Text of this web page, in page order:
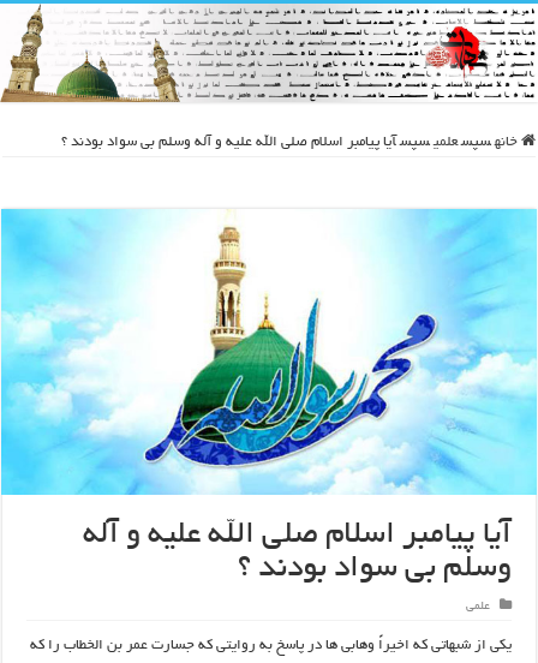
خانه سپس علمی سپس آيا پيامبر اسلام صلي الله عليه و آله وسلم بي سواد بودند ؟
آيا پيامبر اسلام صلي الله عليه و آله
وسلم بي سواد بودند ؟
علمی
يكي از شبهاتي كه اخيراً وهابي ها در پاسخ به روايتي كه جسارت عمر بن الخطاب را كه